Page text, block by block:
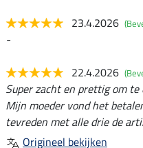
23.4.2026
-
22.4.2026
Super zacht en prettig om te
Mijn moeder vond het
tevreden met alle drie de
Origineel bekijken